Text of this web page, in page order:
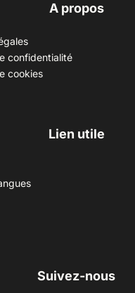
A propos
confidentialité
cookies
Lien utile
Suivez-nous